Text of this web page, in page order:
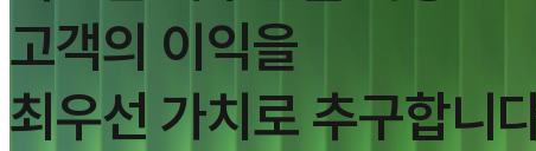
고객의 이익을
최우선 가치로 추구합니